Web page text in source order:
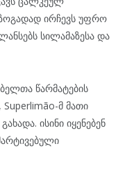
ზოგადად ირჩევს უფრო
სილამაზესა და
წარმატების
მ მათი
ისინი იყენებენ